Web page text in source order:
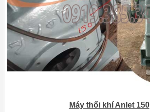
Máy thổi khí Anlet 150